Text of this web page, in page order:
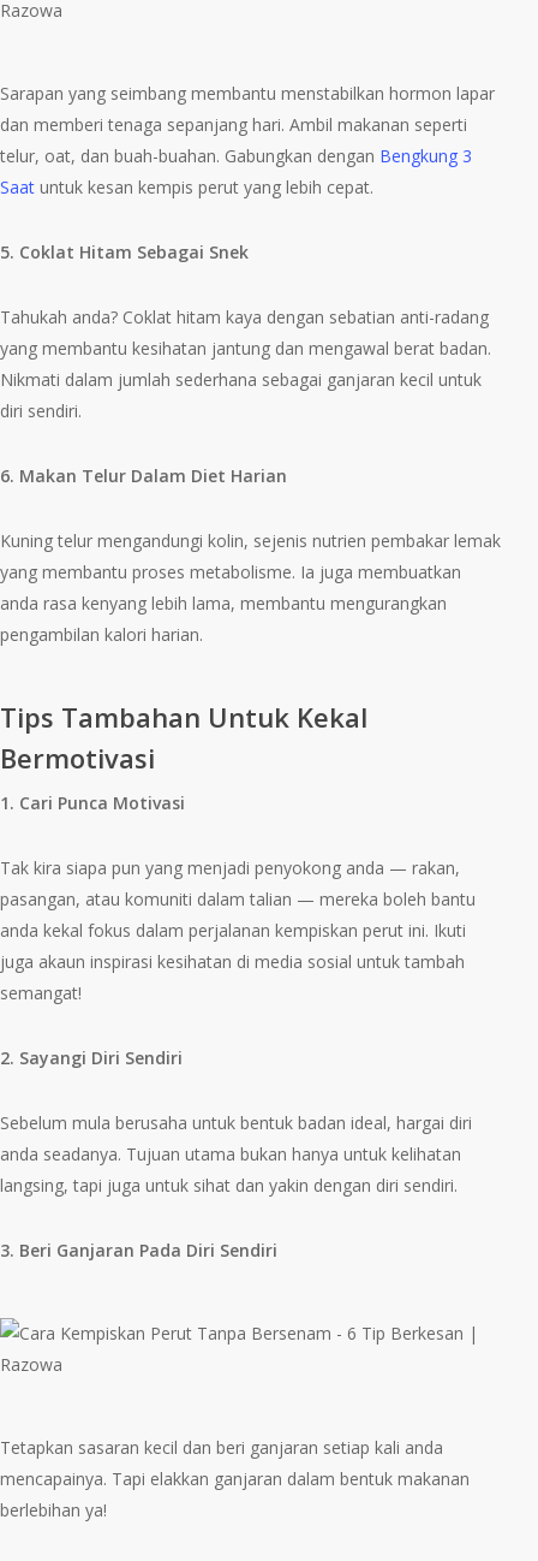
Sarapan yang seimbang membantu menstabilkan hormon lapar
dan memberi tenaga sepanjang hari. Ambil makanan seperti
telur, oat, dan buah-buahan. Gabungkan dengan Bengkung 3
Saat untuk kesan kempis perut yang lebih cepat.
5. Coklat Hitam Sebagai Snek
Tahukah anda? Coklat hitam kaya dengan sebatian anti-radang
yang membantu kesihatan jantung dan mengawal berat badan.
Nikmati dalam jumlah sederhana sebagai ganjaran kecil untuk
diri sendiri.
6. Makan Telur Dalam Diet Harian
Kuning telur mengandungi kolin, sejenis nutrien pembakar lemak
yang membantu proses metabolisme. Ia juga membuatkan
anda rasa kenyang lebih lama, membantu mengurangkan
pengambilan kalori harian.
Tips Tambahan Untuk Kekal
Bermotivasi
1. Cari Punca Motivasi
Tak kira siapa pun yang menjadi penyokong anda — rakan,
pasangan, atau komuniti dalam talian — mereka boleh bantu
anda kekal fokus dalam perjalanan kempiskan perut ini. Ikuti
juga akaun inspirasi kesihatan di media sosial untuk tambah
semangat!
2. Sayangi Diri Sendiri
Sebelum mula berusaha untuk bentuk badan ideal, hargai diri
anda seadanya. Tujuan utama bukan hanya untuk kelihatan
langsing, tapi juga untuk sihat dan yakin dengan diri sendiri.
3. Beri Ganjaran Pada Diri Sendiri
Tetapkan sasaran kecil dan beri ganjaran setiap kali anda
mencapainya. Tapi elakkan ganjaran dalam bentuk makanan
berlebihan ya!